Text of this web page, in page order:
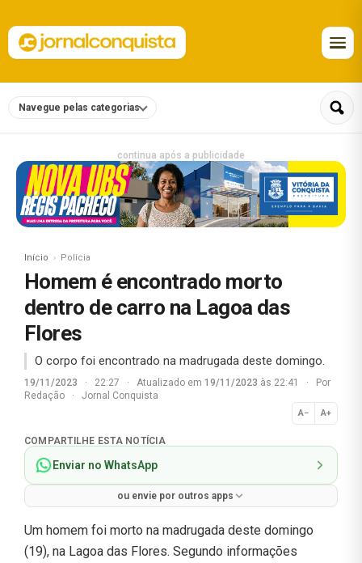
Navegue pelas categorias
continua após a publicidade
Início Polícia
Homem é encontrado morto
dentro de carro na Lagoa das
Flores
O corpo foi encontrado na madrugada deste domingo.
19/11/2023 · 22:27 · Atualizado em 19/11/2023 às 22:41 ·
Por
Redação
· Jornal Conquista
A− A+
Normal
COMPARTILHE ESTA NOTÍCIA
Enviar no WhatsApp
ou envie por outros apps
Um homem foi morto na madrugada deste domingo
(19), na Lagoa das Flores. Segundo informações